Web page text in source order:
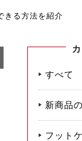
きる方法を紹介
すべて
新商品
フット